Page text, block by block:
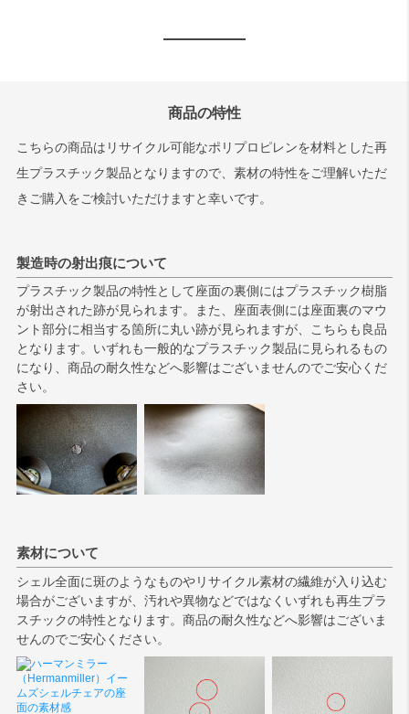
商品の特性
こちらの商品はリサイクル可能なポリプロピレンを材料とした再
生プラスチック製品となりますので、素材の特性をご理解いただ
きご購入をご検討いただけますと幸いです。
製造時の射出痕について
プラスチック製品の特性として座面の裏側にはプラスチック樹脂
が射出された跡が見られます。また、座面表側には座面裏のマウ
ント部分に相当する箇所に丸い跡が見られますが、こちらも良品
となります。いずれも一般的なプラスチック製品に見られるもの
になり、商品の耐久性などへ影響はございませんのでご安心くだ
さい。
素材について
シェル全面に斑のようなものやリサイクル素材の繊維が入り込む
場合がございますが、汚れや異物などではなくいずれも再生プラ
スチックの特性となります。商品の耐久性などへ影響はございま
せんのでご安心ください。